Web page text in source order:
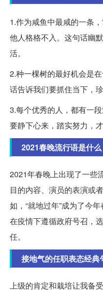
1.作为咸鱼中最咸的一条
他人格格不入。这句话幽
活。
2.种一棵树的最好机会是
话告诉我们要抓住当下，
3.每个优秀的人，都有一
要静下心来，踏实努力，才
2021春晚流行语是什么
2021年春晚上出现了一些
目的内容、演员的表演或
如，“就地过年”成为了今
在疫情下遵循政府号召，
任。
接地气的任职表态经典
上级的肯定和栽培让我备